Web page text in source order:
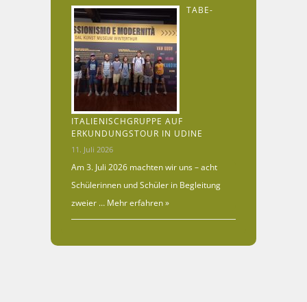
TABE-
ITALIENISCHGRUPPE AUF
ERKUNDUNGSTOUR IN UDINE
11. Juli 2026
Am 3. Juli 2026 machten wir uns – acht
Schülerinnen und Schüler in Begleitung
zweier … Mehr erfahren »